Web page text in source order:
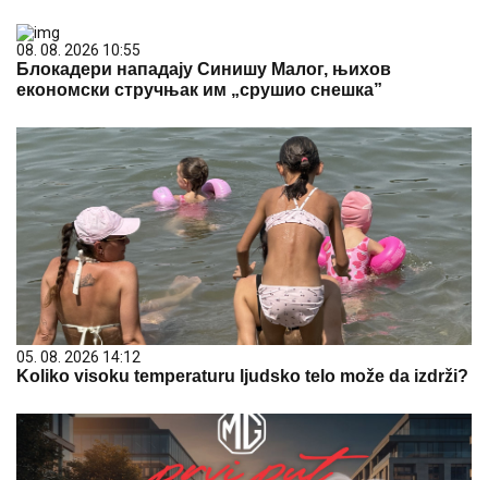
08. 08. 2026 10:55
Блокадери нападају Синишу Малог, њихов
економски стручњак им „срушио снешка”
05. 08. 2026 14:12
Koliko visoku temperaturu ljudsko telo može da izdrži?